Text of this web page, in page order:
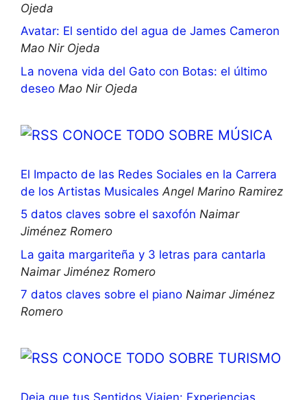
Ojeda
Avatar: El sentido del agua de James Cameron
Mao Nir Ojeda
La novena vida del Gato con Botas: el último
deseo Mao Nir Ojeda
CONOCE TODO SOBRE MÚSICA
El Impacto de las Redes Sociales en la Carrera
de los Artistas Musicales Angel Marino Ramirez
5 datos claves sobre el saxofón Naimar
Jiménez Romero
La gaita margariteña y 3 letras para cantarla
Naimar Jiménez Romero
7 datos claves sobre el piano Naimar Jiménez
Romero
CONOCE TODO SOBRE TURISMO